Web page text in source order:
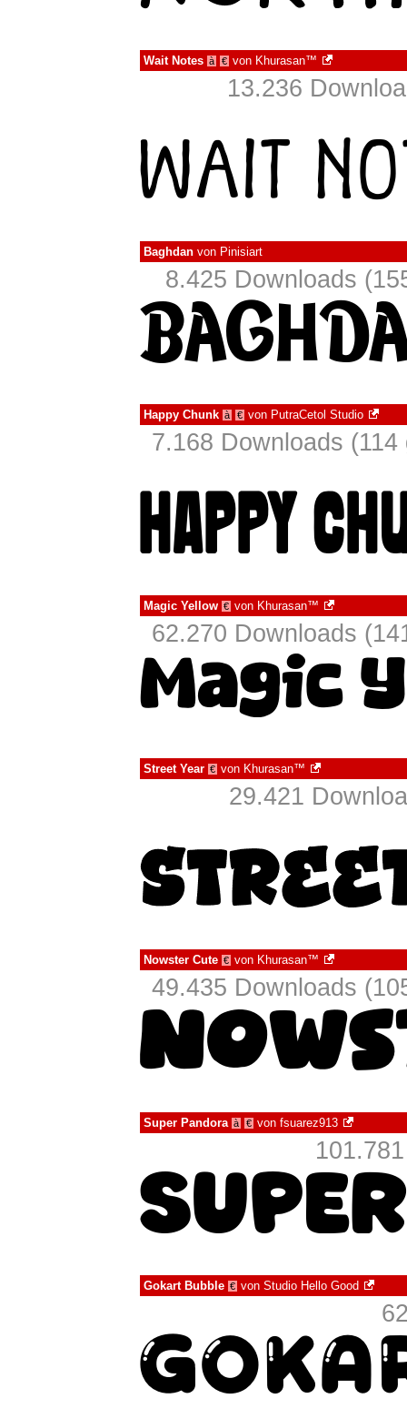
Wait Notes à € von Khurasan™
13.236
Baghdan von Pinisiart
8.425 Downloads
Happy Chunk à € von PutraCetol Studio
7.168 Downloads (114
Magic Yellow € von Khurasan™
62.270 Downloads
Street Year € von Khurasan™
29.421
Nowster Cute € von Khurasan™
49.435 Downloads
Super Pandora à € von fsuarez913
Gokart Bubble € von Studio Hello Good